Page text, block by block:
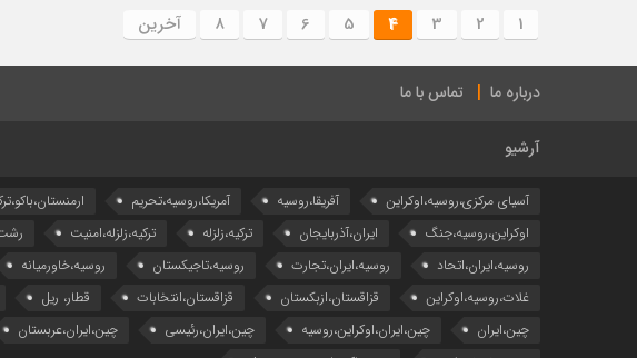
1
2
3
4
5
6
7
8 آخرین
درباره ما تماس با ما
آرشیو
آسیای مرکزی،روسیه،اوکراین آفریقا،روسیه آمریکا،روسیه،تحریم
اوکراین،روسیه،جنگ
ایران،آذربایجان ترکیه،زلزله ترکیه،زلزله،امنیت
روسیه،ایران،اتحاد
روسیه،ایران،تجارت روسیه،تاجیکستان روسیه،خاورمیانه
غلات،روسیه،اوکراین
قزاقستان،ازبکستان قزاقستان،انتخابات قطار، ریل
چین،ایران
چین،ایران،اوکراین،روسیه چین،ایران،رئیسی چین،ایران،عربستان